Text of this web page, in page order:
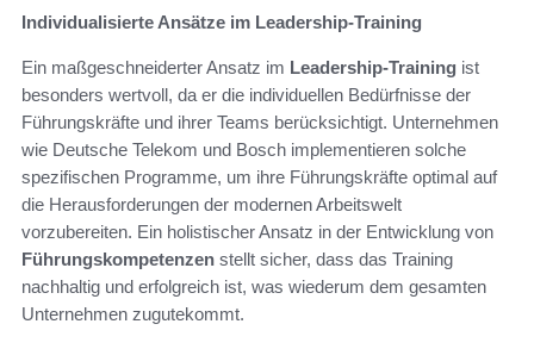
Individualisierte Ansätze im Leadership-Training
Ein maßgeschneiderter Ansatz im Leadership-Training ist
besonders wertvoll, da er die individuellen Bedürfnisse der
Führungskräfte und ihrer Teams berücksichtigt. Unternehmen
wie Deutsche Telekom und Bosch implementieren solche
spezifischen Programme, um ihre Führungskräfte optimal auf
die Herausforderungen der modernen Arbeitswelt
vorzubereiten. Ein holistischer Ansatz in der Entwicklung von
Führungskompetenzen stellt sicher, dass das Training
nachhaltig und erfolgreich ist, was wiederum dem gesamten
Unternehmen zugutekommt.